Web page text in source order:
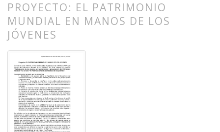
PROYECTO: EL PATRIMONIO
MUNDIAL EN MANOS DE LOS
JÓVENES